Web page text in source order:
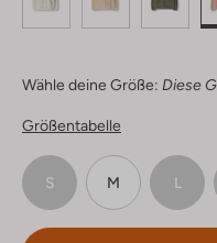
Wähle deine Größe: Diese
Größentabelle
S M L